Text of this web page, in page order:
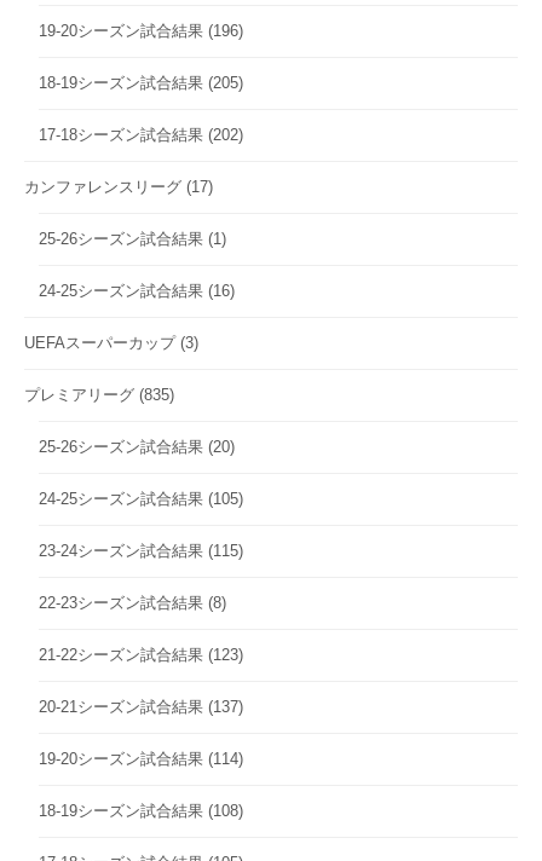
19-20シーズン試合結果 (196)
18-19シーズン試合結果 (205)
17-18シーズン試合結果 (202)
カンファレンスリーグ (17)
25-26シーズン試合結果 (1)
24-25シーズン試合結果 (16)
UEFAスーパーカップ(3)
プレミアリーグ (835)
25-26シーズン試合結果 (20)
24-25シーズン試合結果 (105)
23-24シーズン試合結果 (115)
22-23シーズン試合結果 (8)
21-22シーズン試合結果 (123)
20-21シーズン試合結果 (137)
19-20シーズン試合結果 (114)
18-19シーズン試合結果 (108)